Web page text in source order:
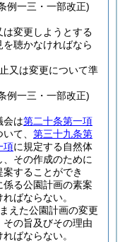
例一三・一部改正)
変更しようとする
聴かなければなら
又は変更について準
例一三・一部改正)
会は第二十条第一項
て、 第三十九条第
項に規定する自然体
その作成のために
することができ
る公園計画の素案
ばならない。
えた公園計画の変更
の旨及びその理由
ばならない。